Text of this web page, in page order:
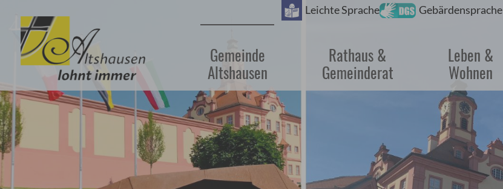
Gemeinde
Altshausen
Rathaus &
Gemeinderat
Leben &
Wohnen
Leichte Sprache Gebärdensprache